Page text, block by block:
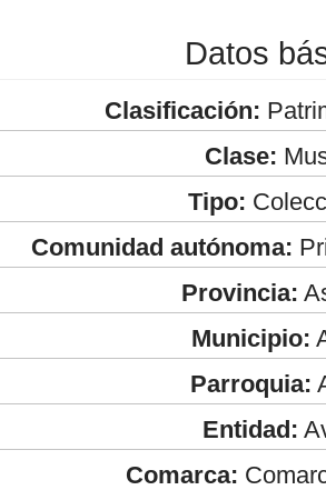
Datos
Clasificación:
Clase:
Tipo:
Comunidad autónoma:
Provincia:
Municipio:
Parroquia:
Entidad:
Comarca: